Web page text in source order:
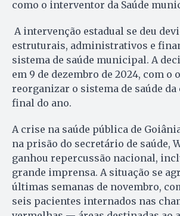
como o interventor da Saúde
A intervenção estadual se deu
estruturais, administrativos e
sistema de saúde municipal. A
em 9 de dezembro de 2024, com o
reorganizar o sistema de saúde da
final do ano.
A crise na saúde pública de
na prisão do secretário de saúde,
ganhou repercussão nacional,
grande imprensa. A situação se
últimas semanas de novembro,
seis pacientes internados nas